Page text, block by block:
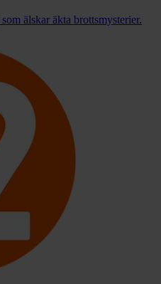
älskar äkta brottsmysterier.